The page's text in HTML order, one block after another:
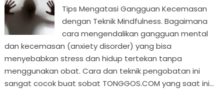
Tips Mengatasi Gangguan Kecemasan
dengan Teknik Mindfulness. Bagaimana
cara mengendalikan gangguan mental
dan kecemasan (anxiety disorder) yang bisa
menyebabkan stress dan hidup tertekan tanpa
menggunakan obat. Cara dan teknik pengobatan ini
sangat cocok buat sobat TONGGOS.COM yang saat ini...